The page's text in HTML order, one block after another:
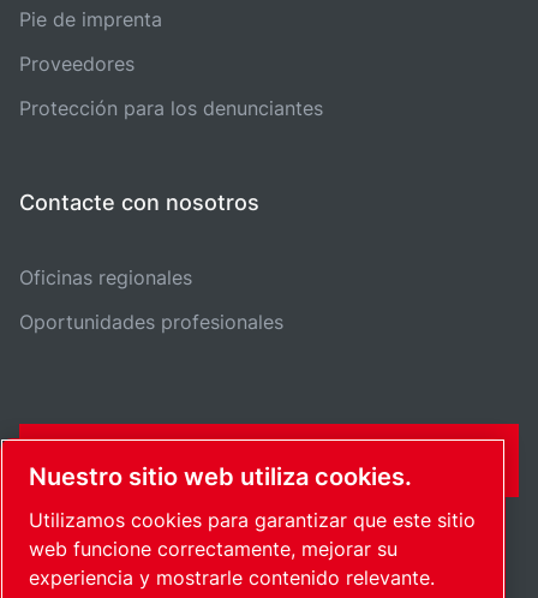
Pie de imprenta
Proveedores
Protección para los denunciantes
Contacte con nosotros
Oficinas regionales
Oportunidades profesionales
Nuestro sitio web utiliza cookies.
Utilizamos cookies para garantizar que este sitio
web funcione correctamente, mejorar su
experiencia y mostrarle contenido relevante.